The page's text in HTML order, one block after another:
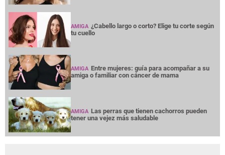
AMIGA ¿Cabello largo o corto? Elige tu corte según
tu cuello
AMIGA Entre mujeres: guía para acompañar a su
amiga o familiar con cáncer de mama
AMIGA Las perras que tienen cachorros pueden
tener una vejez más saludable